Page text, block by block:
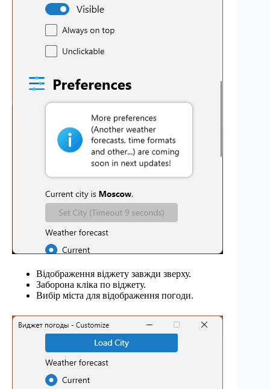
Відображення віджету завжди зверху.
Заборона кліка по віджету.
Вибір міста для відображення погоди.